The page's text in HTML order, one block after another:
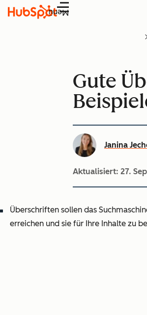
Menü
Gute
Janina
Aktualisiert: 27.
Überschriften sollen das
erreichen und sie für Ihre Inhalte zu